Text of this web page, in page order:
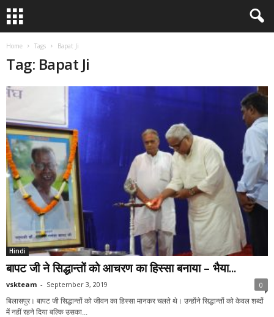
Home Tags Bapat Ji
Tag: Bapat Ji
Hindi
बापट जी ने सिद्धान्तों को आचरण का हिस्सा बनाया – भैया...
vskteam - September 3, 2019 0
बिलासपुर। बापट जी सिद्धान्तों को जीवन का हिस्सा मानकर चलते थे। उन्होंने सिद्धान्तों को केवल शब्दों
में नहीं रहने दिया बल्कि उसका...